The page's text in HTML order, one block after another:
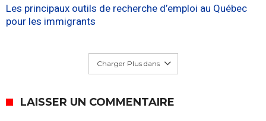
Les principaux outils de recherche d’emploi au Québec
pour les immigrants
Charger Plus dans
LAISSER UN COMMENTAIRE